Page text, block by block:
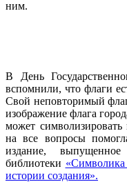
ним.
В День
вспомнили, что флаги
Свой неповторимый
изображение флага
может
на все вопросы
издание,
библиотеки «Символика
истории создания».